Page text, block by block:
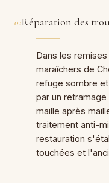
02Réparation des
Dans les
maraîchers de
refuge sombre
par un
maille après
traitement anti-
restauration
touchées et